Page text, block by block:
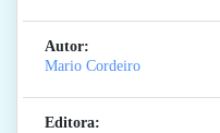
Autor:
Mario Cordeiro
Editora: